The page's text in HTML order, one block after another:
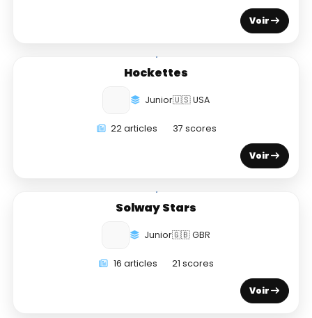
Voir
Hockettes
Junior🇺🇸 USA
22 articles 37 scores
Voir
Solway Stars
Junior🇬🇧 GBR
16 articles 21 scores
Voir